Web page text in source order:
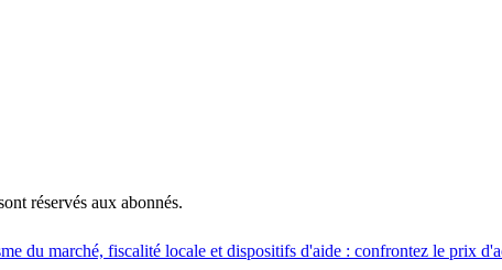
réservés aux abonnés.
du marché, fiscalité locale et dispositifs d'aide : confrontez le prix